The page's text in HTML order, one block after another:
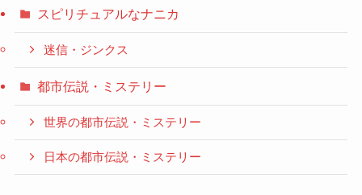
スピリチュアルなナニカ
迷信・ジンクス
都市伝説・ミステリー
世界の都市伝説・ミステリー
日本の都市伝説・ミステリー